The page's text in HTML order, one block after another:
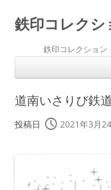
鉄印コレクシ
鉄印コレクション
道南いさりび鉄
投稿日 2021年3月